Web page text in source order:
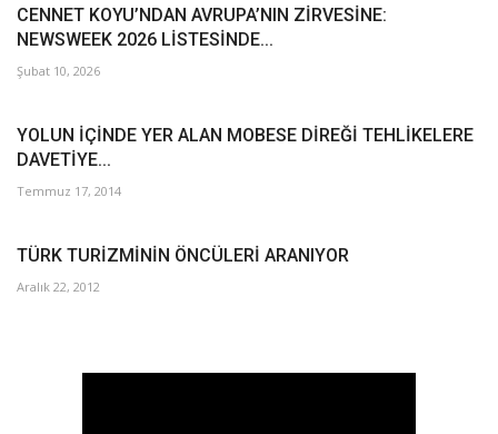
CENNET KOYU’NDAN AVRUPA’NIN ZİRVESİNE:
NEWSWEEK 2026 LİSTESİNDE...
Şubat 10, 2026
YOLUN İÇİNDE YER ALAN MOBESE DİREĞİ TEHLİKELERE
DAVETİYE...
Temmuz 17, 2014
TÜRK TURİZMİNİN ÖNCÜLERİ ARANIYOR
Aralık 22, 2012